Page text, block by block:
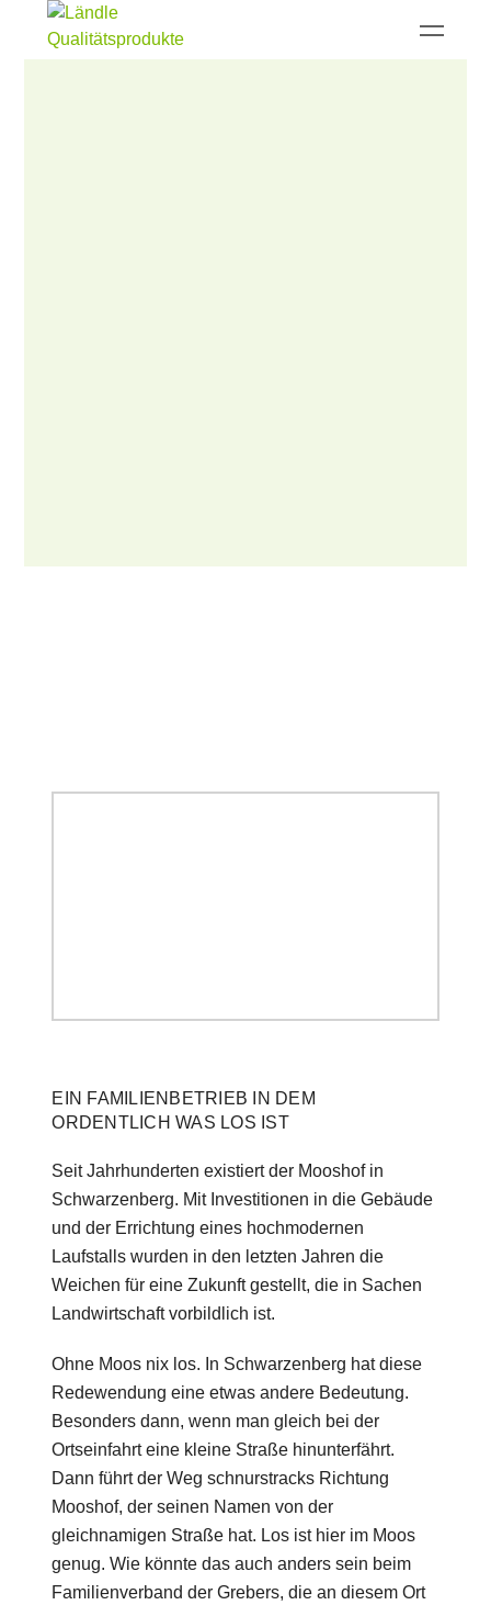
EIN FAMILIENBETRIEB IN DEM
ORDENTLICH WAS LOS IST
Seit Jahrhunderten existiert der Mooshof in
Schwarzenberg. Mit Investitionen in die Gebäude
und der Errichtung eines hochmodernen
Laufstalls wurden in den letzten Jahren die
Weichen für eine Zukunft gestellt, die in Sachen
Landwirtschaft vorbildlich ist.
Ohne Moos nix los. In Schwarzenberg hat diese
Redewendung eine etwas andere Bedeutung.
Besonders dann, wenn man gleich bei der
Ortseinfahrt eine kleine Straße hinunterfährt.
Dann führt der Weg schnurstracks Richtung
Mooshof, der seinen Namen von der
gleichnamigen Straße hat. Los ist hier im Moos
genug. Wie könnte das auch anders sein beim
Familienverband der Grebers, die an diesem Ort